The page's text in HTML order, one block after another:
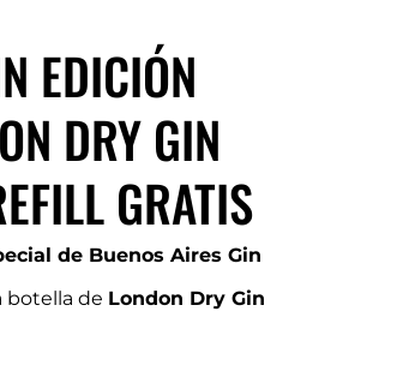
EDICIÓN
DRY GIN
GRATIS
de Buenos Aires Gin
botella de London Dry Gin